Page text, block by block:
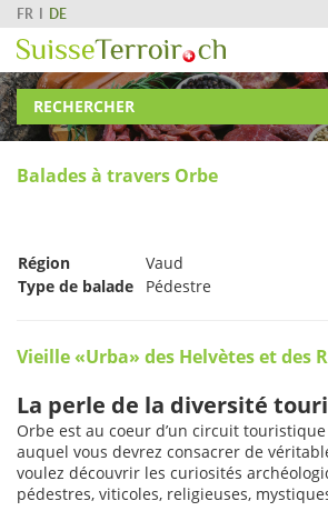
FR DE
RECHERCHER
Balades à travers Orbe
Région
Vaud
Type de balade
Pédestre
Vieille «Urba» des Helvètes et des
La perle de la diversité
Orbe est au coeur d’un circuit
auquel vous devrez consacrer de
voulez découvrir les curiosités
pédestres, viticoles, religieuses,